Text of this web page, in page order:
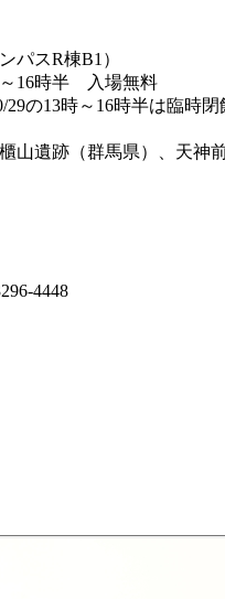
スR棟B1）
～16時半 入場無料
の13時～16時半は臨時閉
遺跡（群馬県）、天神
4448